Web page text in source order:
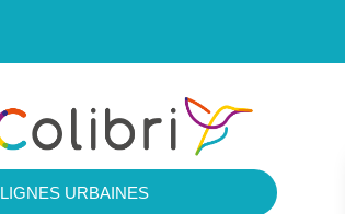
LIGNES URBAINES